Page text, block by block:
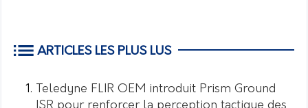
ARTICLES LES PLUS LUS
Teledyne FLIR OEM introduit Prism Ground
ISR pour renforcer la perception tactique des